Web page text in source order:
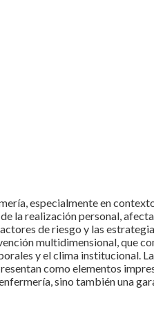
especialmente en
la realización personal,
de riesgo y las
multidimensional, que
y el clima institucional.
como elementos
sino también una